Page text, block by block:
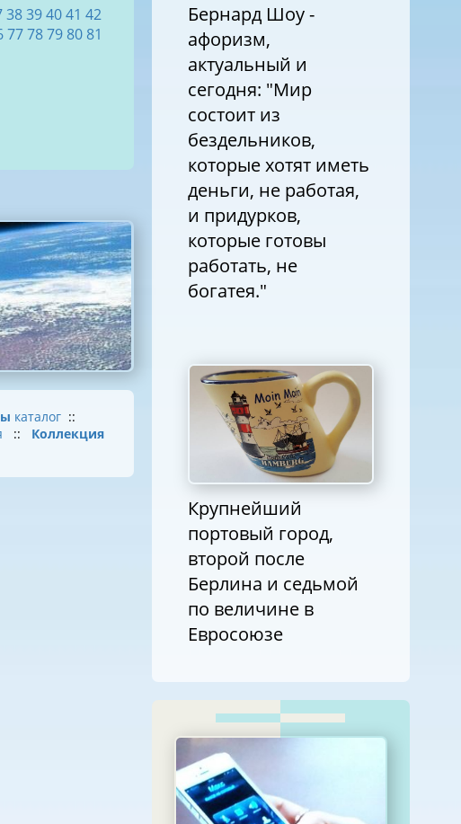
38394041 42
777879 80 81
каталог ::
:: Коллекция
Бернард Шоу -
афоризм,
актуальный и
сегодня: "Мир
состоит из
бездельников,
которые хотят иметь
деньги, не работая,
и придурков,
которые готовы
работать, не
богатея."
Крупнейший
портовый город,
второй после
Берлина и седьмой
по величине в
Евросоюзе